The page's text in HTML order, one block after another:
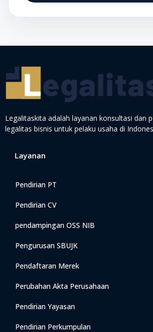
Legalitaskita adalah layanan konsultasi dan
legalitas bisnis untuk pelaku usaha di
Layanan
Pendirian PT
Pendirian CV
pendampingan OSS NIB
Pengurusan SBUJK
Pendaftaran Merek
Perubahan Akta Perusahaan
Pendirian Yayasan
Pendirian Perkumpulan